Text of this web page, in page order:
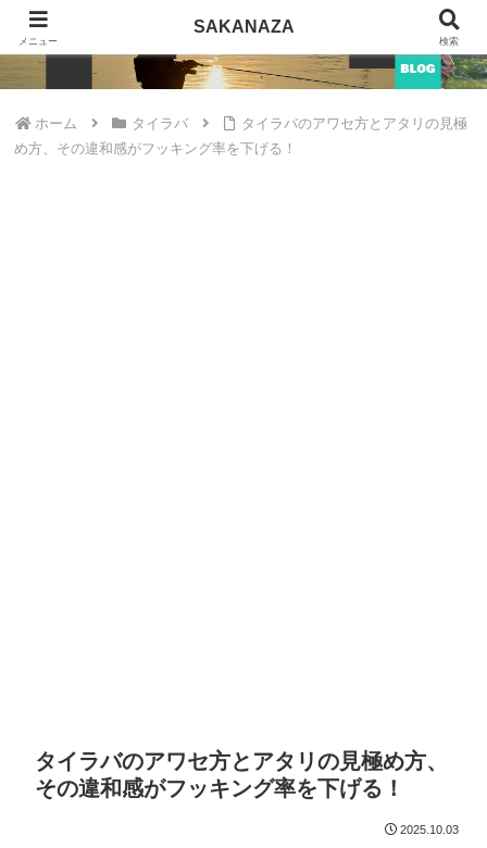
SAKANAZA
ホーム タイラバ
タイラバのアワセ方とアタリの見極
め方、その違和感がフッキング率を下げる！
タイラバのアワセ方とアタリの見極め方、
その違和感がフッキング率を下げる！
2025.10.03
メニュー
SAKANAZA
検索